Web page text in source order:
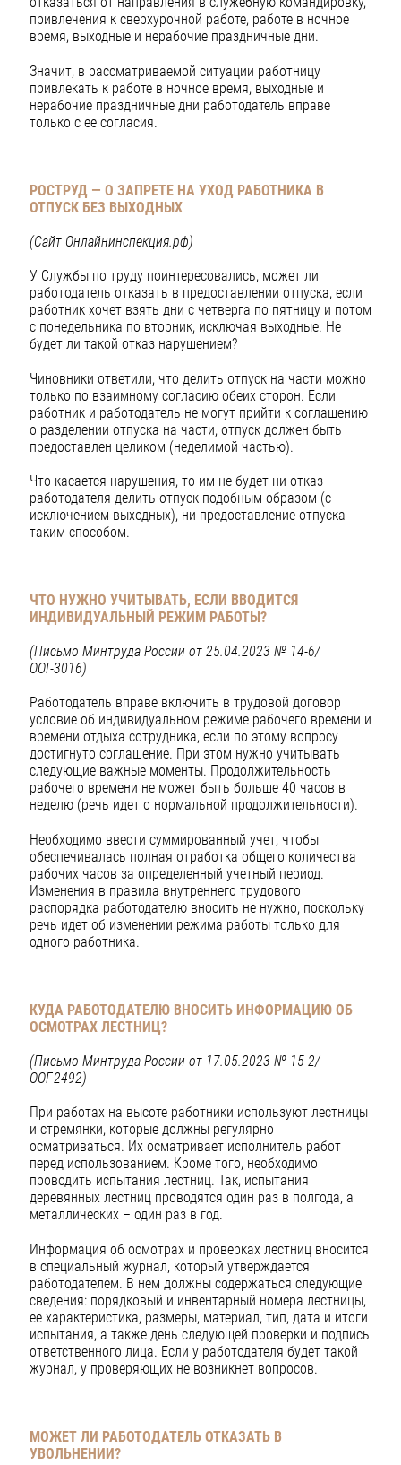
привлечения к сверхурочной работе, работе в ночное
время, выходные и нерабочие праздничные дни.
Значит, в рассматриваемой ситуации работницу
привлекать к работе в ночное время, выходные и
нерабочие праздничные дни работодатель вправе
только с ее согласия.
РОСТРУД — О ЗАПРЕТЕ НА УХОД РАБОТНИКА В
ОТПУСК БЕЗ ВЫХОДНЫХ
(Сайт Онлайнинспекция.рф)
У Службы по труду поинтересовались, может ли
работодатель отказать в предоставлении отпуска, если
работник хочет взять дни с четверга по пятницу и потом
с понедельника по вторник, исключая выходные. Не
будет ли такой отказ нарушением?
Чиновники ответили, что делить отпуск на части можно
только по взаимному согласию обеих сторон. Если
работник и работодатель не могут прийти к соглашению
о разделении отпуска на части, отпуск должен быть
предоставлен целиком (неделимой частью).
Что касается нарушения, то им не будет ни отказ
работодателя делить отпуск подобным образом (с
исключением выходных), ни предоставление отпуска
таким способом.
ЧТО НУЖНО УЧИТЫВАТЬ, ЕСЛИ ВВОДИТСЯ
ИНДИВИДУАЛЬНЫЙ РЕЖИМ РАБОТЫ?
(Письмо Минтруда России от 25.04.2023 № 14-6/
ООГ-3016)
Работодатель вправе включить в трудовой договор
условие об индивидуальном режиме рабочего времени и
времени отдыха сотрудника, если по этому вопросу
достигнуто соглашение. При этом нужно учитывать
следующие важные моменты. Продолжительность
рабочего времени не может быть больше 40 часов в
неделю (речь идет о нормальной продолжительности).
Необходимо ввести суммированный учет, чтобы
обеспечивалась полная отработка общего количества
рабочих часов за определенный учетный период.
Изменения в правила внутреннего трудового
распорядка работодателю вносить не нужно, поскольку
речь идет об изменении режима работы только для
одного работника.
КУДА РАБОТОДАТЕЛЮ ВНОСИТЬ ИНФОРМАЦИЮ ОБ
ОСМОТРАХ ЛЕСТНИЦ?
(Письмо Минтруда России от 17.05.2023 № 15-2/
ООГ-2492)
При работах на высоте работники используют лестницы
и стремянки, которые должны регулярно
осматриваться. Их осматривает исполнитель работ
перед использованием. Кроме того, необходимо
проводить испытания лестниц. Так, испытания
деревянных лестниц проводятся один раз в полгода, а
металлических – один раз в год.
Информация об осмотрах и проверках лестниц вносится
в специальный журнал, который утверждается
работодателем. В нем должны содержаться следующие
сведения: порядковый и инвентарный номера лестницы,
ее характеристика, размеры, материал, тип, дата и итоги
испытания, а также день следующей проверки и подпись
ответственного лица. Если у работодателя будет такой
журнал, у проверяющих не возникнет вопросов.
МОЖЕТ ЛИ РАБОТОДАТЕЛЬ ОТКАЗАТЬ В
УВОЛЬНЕНИИ?